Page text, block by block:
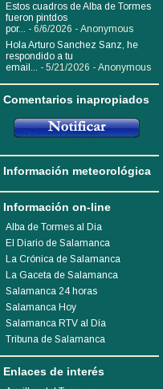
Estos cuadros de Alba de Tormes
fueron pintdos
por... - 6/6/2026 - Anonymous
Hola Arturo Sanchez Sanz, he
respondido a tu
email... - 5/21/2026 - Anonymous
Comentarios inapropiados
Información meteorológica
Información on-line
Alba de Tormes al Dia
El Diario de Salamanca
La Crónica de Salamanca
La Gaceta de Salamanca
Salamanca 24 horas
Salamanca Hoy
Salamanca RTV al Día
Tribuna de Salamanca
Enlaces de interés